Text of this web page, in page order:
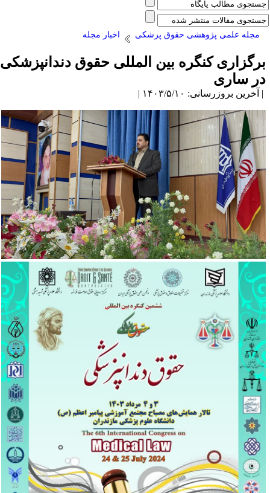
مجله علمی پژوهشی حقوق پزشکی اخبار مجله
کنگره بین المللی حقوق دندانپزشکی
ساری
بروزرسانی: ۱۴۰۳/۵/۱۰ |